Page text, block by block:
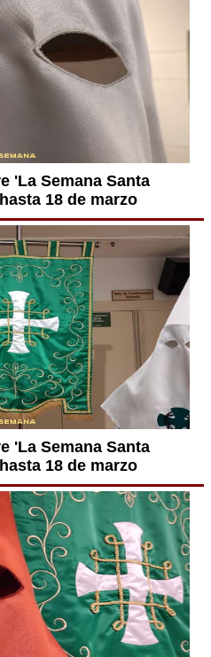
'La Semana Santa
18 de marzo
'La Semana Santa
18 de marzo